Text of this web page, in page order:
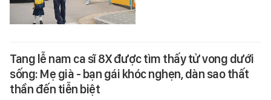
Tang lễ nam ca sĩ 8X được tìm thấy tử vong dưới
sống: Mẹ già - bạn gái khóc nghẹn, dàn sao thất
thần đến tiễn biệt